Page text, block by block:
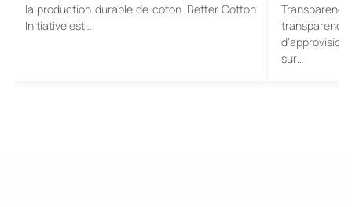
la production durable de coton. Better Cotton
Initiative est…
sur…